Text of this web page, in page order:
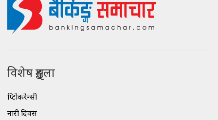
विशेष शृङ्खला
क्रिप्टोकरेन्सी
नारी दिवस